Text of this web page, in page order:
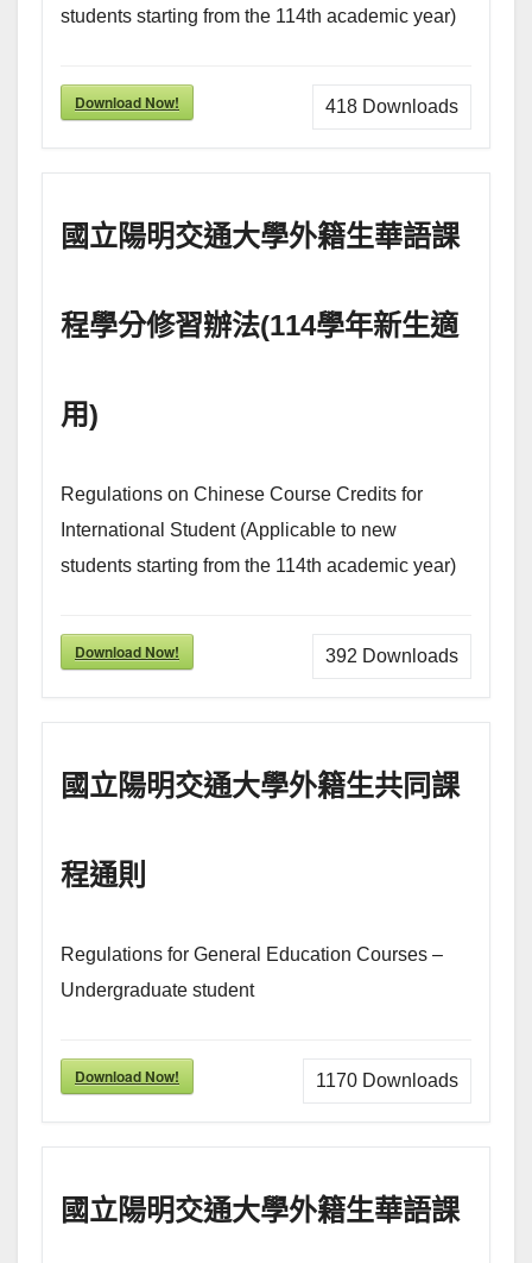
students starting from the 114th academic year)
Download Now! 418 Downloads
國立陽明交通大學外籍生華語課
程學分修習辦法(114學年新生適
用)
Regulations on Chinese Course Credits for
International Student (Applicable to new
students starting from the 114th academic year)
Download Now! 392 Downloads
國立陽明交通大學外籍生共同課
程通則
Regulations for General Education Courses –
Undergraduate student
Download Now! 1170 Downloads
國立陽明交通大學外籍生華語課